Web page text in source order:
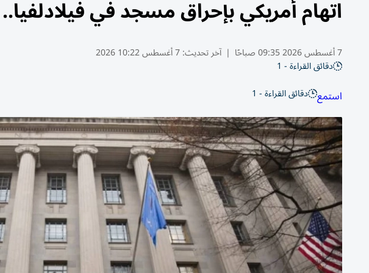
اتهام أمريكي بإحراق مسجد في فيلادلفيا..
7 أغسطس 2026 09:35 صباحًا | آخر تحديث:7 أغسطس 10:22 2026
دقائق القراءة - 1
استمع دقائق القراءة - 1